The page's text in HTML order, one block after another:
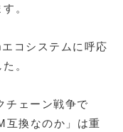
。
コシステムに呼応
。
チェーン戦争で
互換なのか」は重